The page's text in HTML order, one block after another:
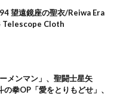
望遠鏡座の聖衣/Reiwa Era
Telescope Cloth
メンマン」、聖闘士星矢
拳OP「愛をとりもどせ」、